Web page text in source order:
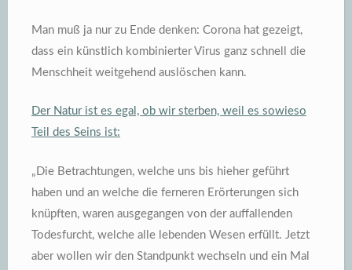
Man muß ja nur zu Ende denken: Corona hat gezeigt,
dass ein künstlich kombinierter Virus ganz schnell die
Menschheit weitgehend auslöschen kann.
Der Natur ist es egal, ob wir sterben, weil es sowieso
Teil des Seins ist:
„Die Betrachtungen, welche uns bis hieher geführt
haben und an welche die ferneren Erörterungen sich
knüpften, waren ausgegangen von der auffallenden
Todesfurcht, welche alle lebenden Wesen erfüllt. Jetzt
aber wollen wir den Standpunkt wechseln und ein Mal